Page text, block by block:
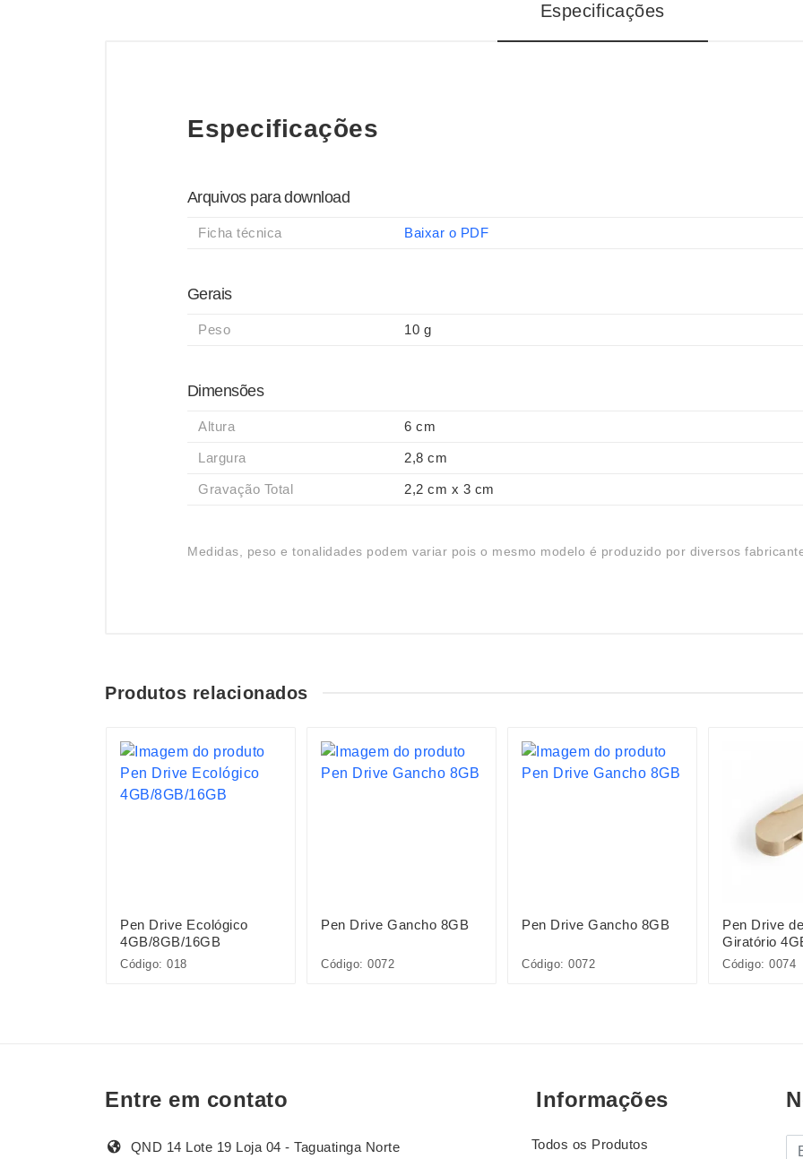
Especificações
Especificações
Arquivos para download
Ficha técnica Baixar o PDF
Gerais
Peso 10 g
Dimensões
Altura 6 cm
Largura 2,8 cm
Gravação Total 2,2 cm x 3 cm
Medidas, peso e tonalidades podem variar pois o mesmo modelo é produzido por diversos
Produtos relacionados
Pen Drive Ecológico
4GB/8GB/16GB
Código: 018
Pen Drive Gancho 8GB
Código: 0072
Pen Drive Gancho 8GB
Código: 0072
Pen Drive
Giratório
Código: 0074
Entre em contato
QND 14 Lote 19 Loja 04 - Taguatinga Norte
Informações
Todos os Produtos